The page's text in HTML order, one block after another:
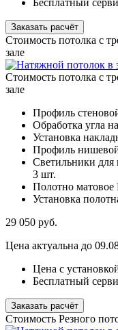
Бесплатный
Заказать расчёт
Стоимость потолка с
зале
Стоимость потолка с
зале
Профиль
Обработка угла
Установка
Профиль
Светильники
3 шт.
Полотно матовое
Установка
29 050 руб.
Цена актуальна до
Цена с
Бесплатный
Заказать расчёт
Стоимость Резного